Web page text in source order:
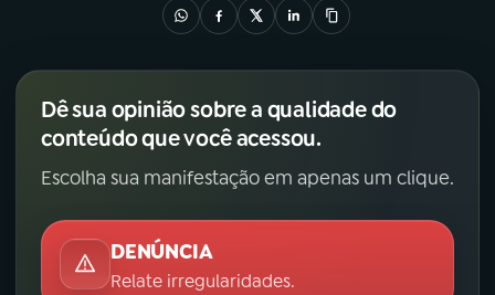
Dê sua opinião sobre a qualidade do
conteúdo que você acessou.
Escolha sua manifestação em apenas um clique.
DENÚNCIA
Relate irregularidades.